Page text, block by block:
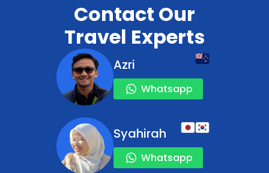
Contact Our
Travel Experts
Azri
Whatsapp
Syahirah
Whatsapp